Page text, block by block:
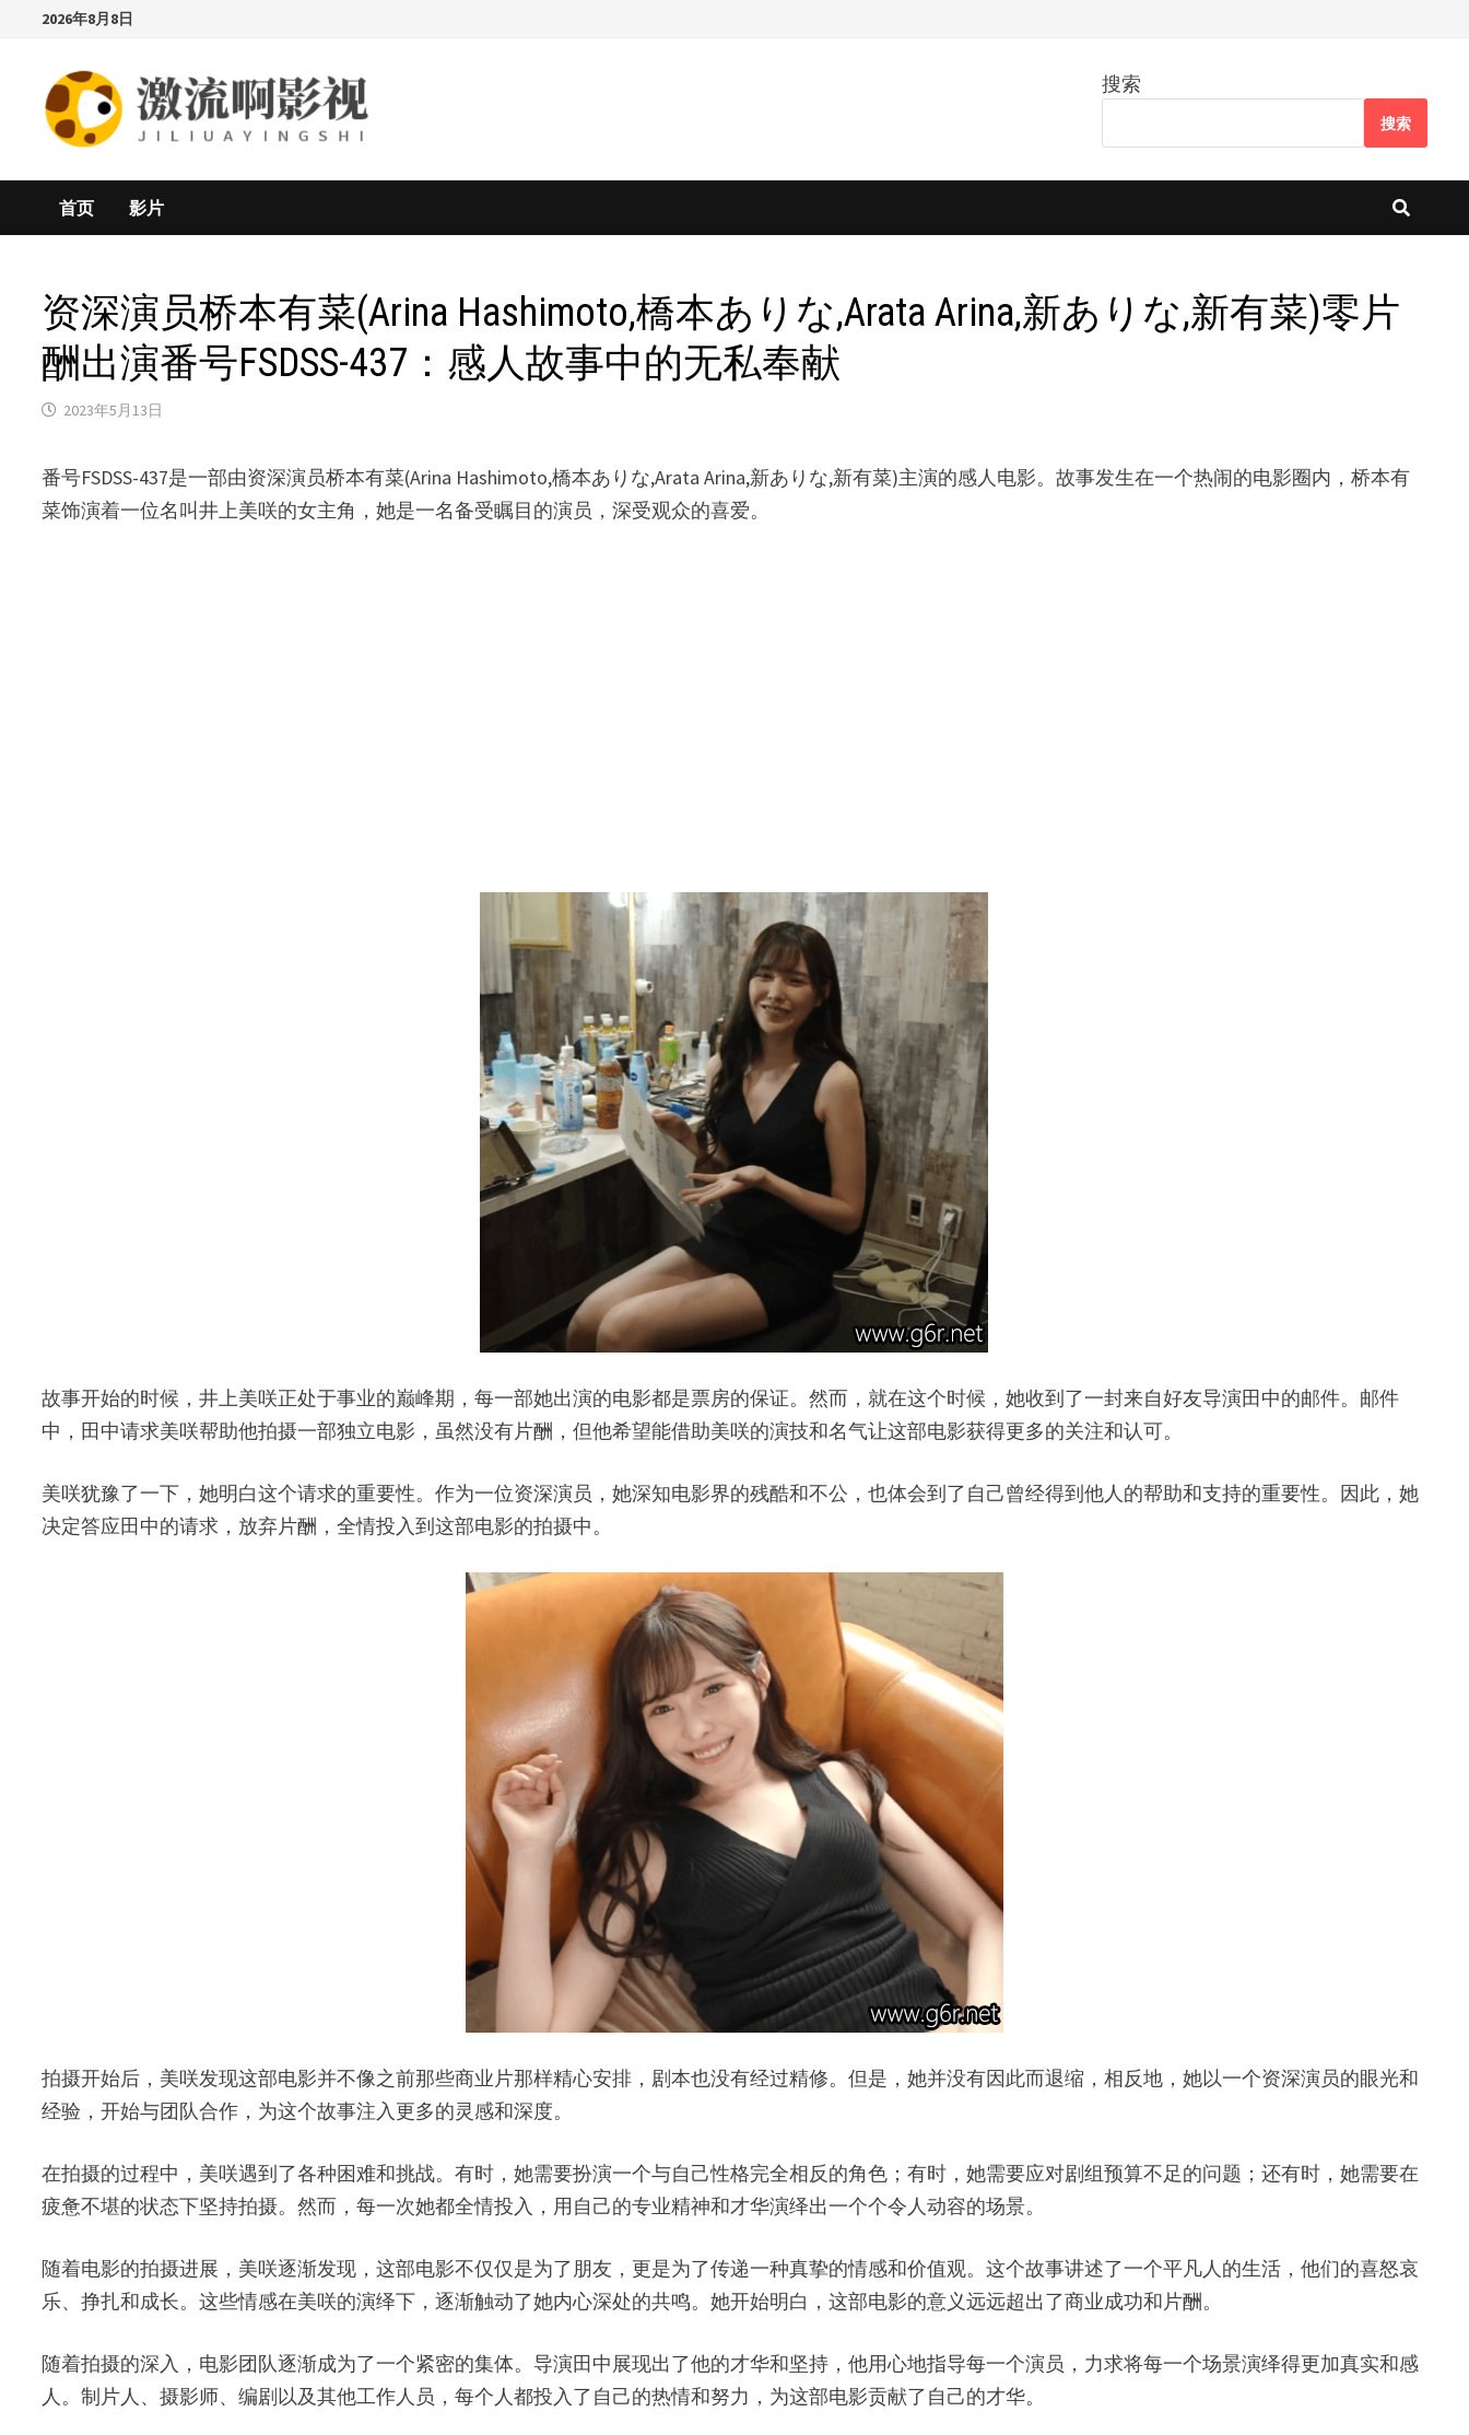
content
2026年8月8日
搜索
搜索
首页 影片
资深演员桥本有菜(Arina Hashimoto,橋本ありな,Arata Arina,新ありな,新有菜)零片
酬出演番号FSDSS-437：感人故事中的无私奉献
2023年5月13日
番号FSDSS-437是一部由资深演员桥本有菜(Arina Hashimoto,橋本ありな,Arata Arina,新ありな,新有菜)主演的感人电影。故事发生在一个热闹的电影圈内，桥本有
菜饰演着一位名叫井上美咲的女主角，她是一名备受瞩目的演员，深受观众的喜爱。
故事开始的时候，井上美咲正处于事业的巅峰期，每一部她出演的电影都是票房的保证。然而，就在这个时候，她收到了一封来自好友导演田中的邮件。邮件
中，田中请求美咲帮助他拍摄一部独立电影，虽然没有片酬，但他希望能借助美咲的演技和名气让这部电影获得更多的关注和认可。
美咲犹豫了一下，她明白这个请求的重要性。作为一位资深演员，她深知电影界的残酷和不公，也体会到了自己曾经得到他人的帮助和支持的重要性。因此，她
决定答应田中的请求，放弃片酬，全情投入到这部电影的拍摄中。
拍摄开始后，美咲发现这部电影并不像之前那些商业片那样精心安排，剧本也没有经过精修。但是，她并没有因此而退缩，相反地，她以一个资深演员的眼光和
经验，开始与团队合作，为这个故事注入更多的灵感和深度。
在拍摄的过程中，美咲遇到了各种困难和挑战。有时，她需要扮演一个与自己性格完全相反的角色；有时，她需要应对剧组预算不足的问题；还有时，她需要在
疲惫不堪的状态下坚持拍摄。然而，每一次她都全情投入，用自己的专业精神和才华演绎出一个个令人动容的场景。
随着电影的拍摄进展，美咲逐渐发现，这部电影不仅仅是为了朋友，更是为了传递一种真挚的情感和价值观。这个故事讲述了一个平凡人的生活，他们的喜怒哀
乐、挣扎和成长。这些情感在美咲的演绎下，逐渐触动了她内心深处的共鸣。她开始明白，这部电影的意义远远超出了商业成功和片酬。
随着拍摄的深入，电影团队逐渐成为了一个紧密的集体。导演田中展现出了他的才华和坚持，他用心地指导每一个演员，力求将每一个场景演绎得更加真实和感
人。制片人、摄影师、编剧以及其他工作人员，每个人都投入了自己的热情和努力，为这部电影贡献了自己的才华。